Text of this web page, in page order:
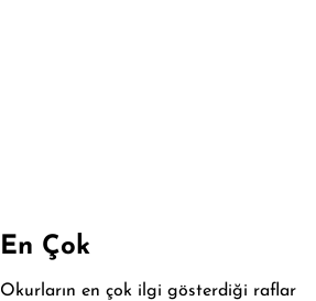
En Çok
Okurların en çok ilgi gösterdiği raflar